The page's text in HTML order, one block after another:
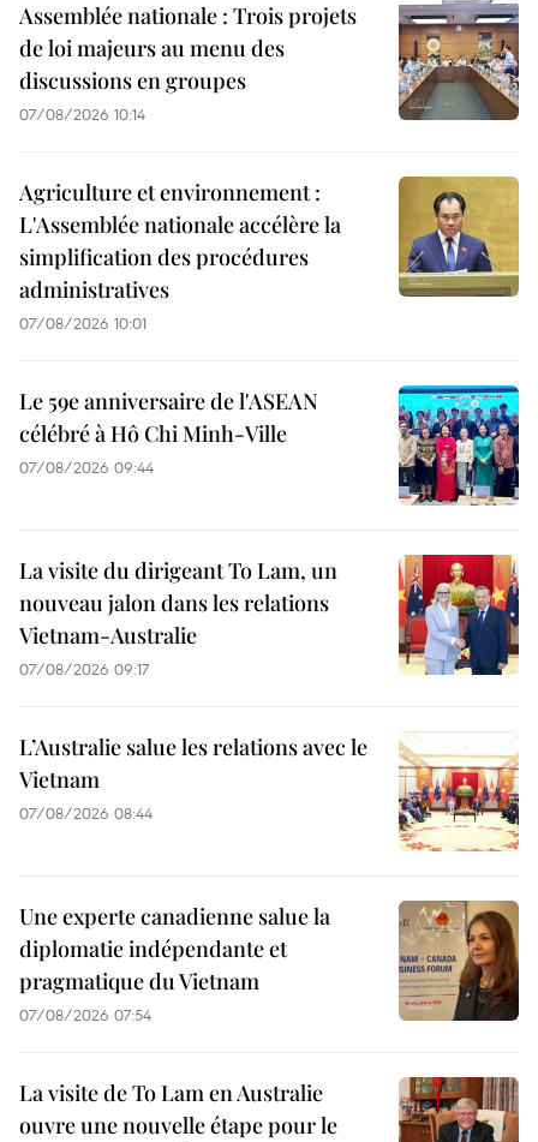
Assemblée nationale : Trois projets
de loi majeurs au menu des
discussions en groupes
07/08/2026 10:14
Agriculture et environnement :
L'Assemblée nationale accélère la
simplification des procédures
administratives
07/08/2026 10:01
Le 59e anniversaire de l'ASEAN
célébré à Hô Chi Minh-Ville
07/08/2026 09:44
La visite du dirigeant To Lam, un
nouveau jalon dans les relations
Vietnam-Australie
07/08/2026 09:17
L’Australie salue les relations avec le
Vietnam
07/08/2026 08:44
Une experte canadienne salue la
diplomatie indépendante et
pragmatique du Vietnam
07/08/2026 07:54
La visite de To Lam en Australie
ouvre une nouvelle étape pour le